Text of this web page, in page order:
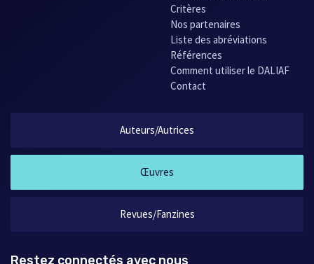
Critères
Nos partenaires
Liste des abréviations
Références
Comment utiliser le DALIAF
Contact
Auteurs/Autrices
Œuvres
Revues/Fanzines
Restez connectés avec nous